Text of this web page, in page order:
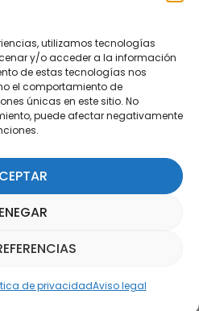
utilizamos tecnologías
y/o acceder a la información
de estas tecnologías nos
el comportamiento de
únicas en este sitio. No
puede afectar negativamente
de privacidadAviso legal
Newsletter
AQUÍ